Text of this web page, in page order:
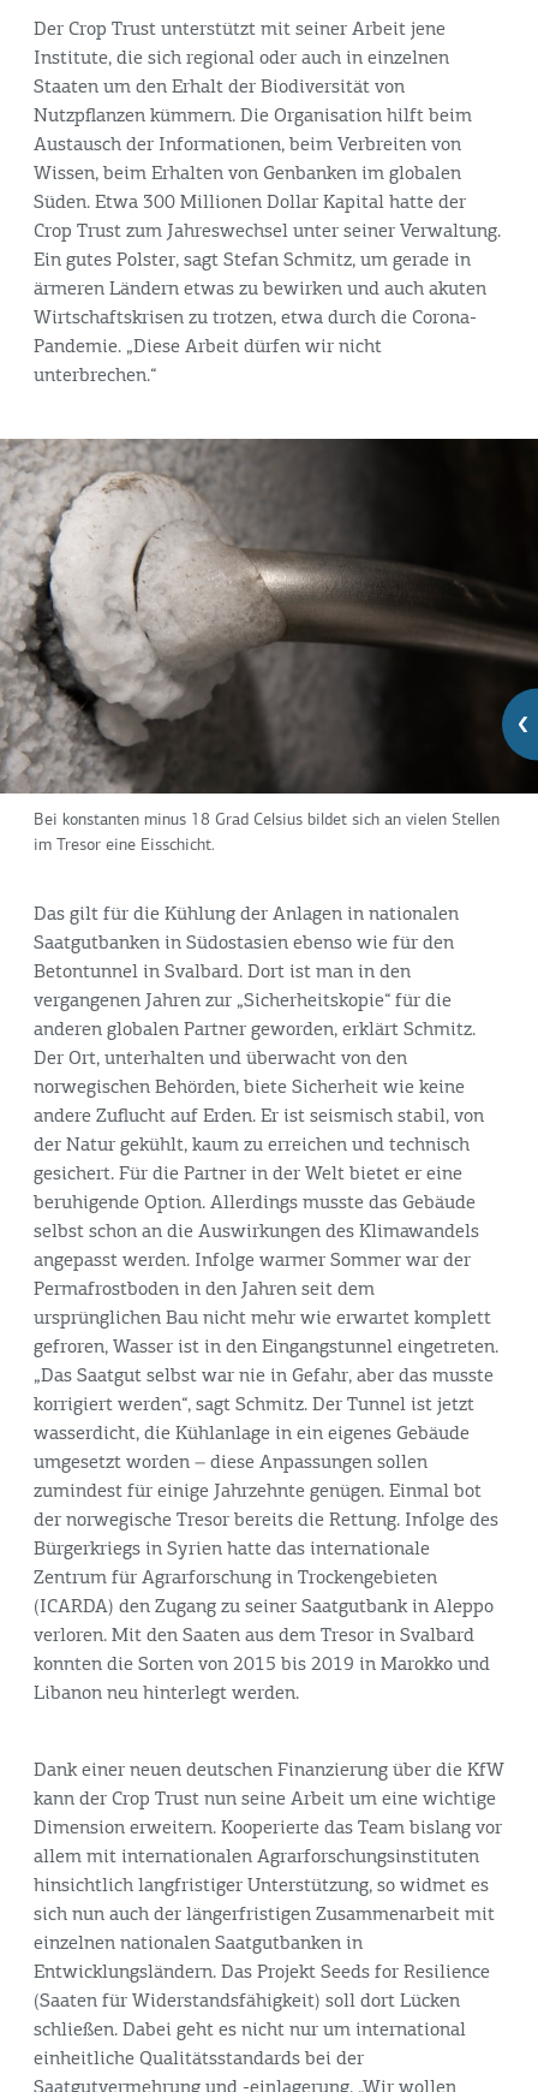
Der Crop Trust unterstützt mit seiner Arbeit jene
Institute, die sich regional oder auch in einzelnen
Staaten um den Erhalt der Biodiversität von
Nutzpflanzen kümmern. Die Organisation hilft beim
Austausch der Informationen, beim Verbreiten von
Wissen, beim Erhalten von Genbanken im globalen
Süden. Etwa 300 Millionen Dollar Kapital hatte der
Crop Trust zum Jahreswechsel unter seiner Verwaltung.
Ein gutes Polster, sagt Stefan Schmitz, um gerade in
ärmeren Ländern etwas zu bewirken und auch akuten
Wirtschaftskrisen zu trotzen, etwa durch die Corona-
Pandemie. „Diese Arbeit dürfen wir nicht
unterbrechen.“
Bei konstanten minus 18 Grad Celsius bildet sich an vielen Stellen
im Tresor eine Eisschicht.
Das gilt für die Kühlung der Anlagen in nationalen
Saatgutbanken in Südostasien ebenso wie für den
Betontunnel in Svalbard. Dort ist man in den
vergangenen Jahren zur „Sicherheitskopie“ für die
anderen globalen Partner geworden, erklärt Schmitz.
Der Ort, unterhalten und überwacht von den
norwegischen Behörden, biete Sicherheit wie keine
andere Zuflucht auf Erden. Er ist seismisch stabil, von
der Natur gekühlt, kaum zu erreichen und technisch
gesichert. Für die Partner in der Welt bietet er eine
beruhigende Option. Allerdings musste das Gebäude
selbst schon an die Auswirkungen des Klimawandels
angepasst werden. Infolge warmer Sommer war der
Permafrostboden in den Jahren seit dem
ursprünglichen Bau nicht mehr wie erwartet komplett
gefroren, Wasser ist in den Eingangstunnel eingetreten.
„Das Saatgut selbst war nie in Gefahr, aber das musste
korrigiert werden“, sagt Schmitz. Der Tunnel ist jetzt
wasserdicht, die Kühlanlage in ein eigenes Gebäude
umgesetzt worden – diese Anpassungen sollen
zumindest für einige Jahrzehnte genügen. Einmal bot
der norwegische Tresor bereits die Rettung. Infolge des
Bürgerkriegs in Syrien hatte das internationale
Zentrum für Agrarforschung in Trockengebieten
(ICARDA) den Zugang zu seiner Saatgutbank in Aleppo
verloren. Mit den Saaten aus dem Tresor in Svalbard
konnten die Sorten von 2015 bis 2019 in Marokko und
Libanon neu hinterlegt werden.
Dank einer neuen deutschen Finanzierung über die KfW
kann der Crop Trust nun seine Arbeit um eine wichtige
Dimension erweitern. Kooperierte das Team bislang vor
allem mit internationalen Agrarforschungsinstituten
hinsichtlich langfristiger Unterstützung, so widmet es
sich nun auch der längerfristigen Zusammenarbeit mit
einzelnen nationalen Saatgutbanken in
Entwicklungsländern. Das Projekt Seeds for Resilience
(Saaten für Widerstandsfähigkeit) soll dort Lücken
schließen. Dabei geht es nicht nur um international
einheitliche Qualitätsstandards bei der